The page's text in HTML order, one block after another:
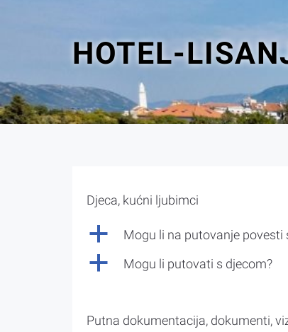
HOTEL-
Djeca, kućni ljubimci
a Mogu li na putovanje
a Mogu li putovati s djecom?
Putna dokumentacija, dokumenti,